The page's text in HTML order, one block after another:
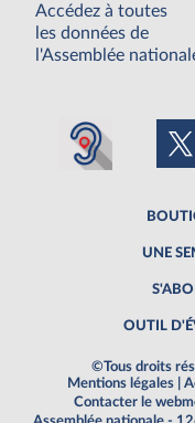
Accédez à toutes
les données de
l'Assemblée
UNE
OUTIL
©Tous droits
Mentions légales
Contacter le